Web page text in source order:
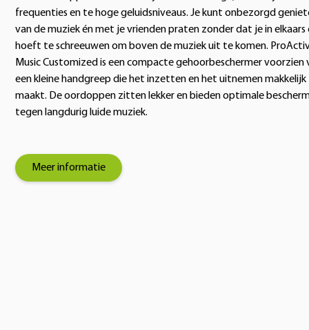
frequenties en te hoge geluidsniveaus. Je kunt onbezorgd
van de muziek én met je vrienden praten zonder dat je in elkaars
hoeft te schreeuwen om boven de muziek uit te komen.
Music Customized is een compacte gehoorbeschermer voorzien
een kleine handgreep die het inzetten en het uitnemen makkelijk
maakt. De oordoppen zitten lekker en bieden optimale
tegen langdurig luide muziek.
Meer informatie